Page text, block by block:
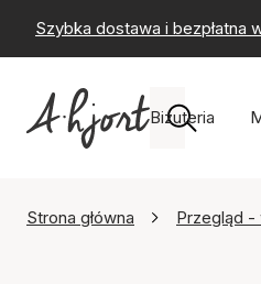
Szybka dostawa i bezpłatna
Biżuteria
Strona główna Przegląd